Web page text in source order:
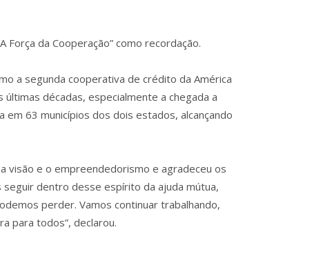
da Cooperação” como recordação.
a segunda cooperativa de crédito da América
décadas, especialmente a chegada a
em 63 municípios dos dois estados, alcançando
visão e o empreendedorismo e agradeceu os
dentro desse espírito da ajuda mútua,
perder. Vamos continuar trabalhando,
para todos”, declarou.